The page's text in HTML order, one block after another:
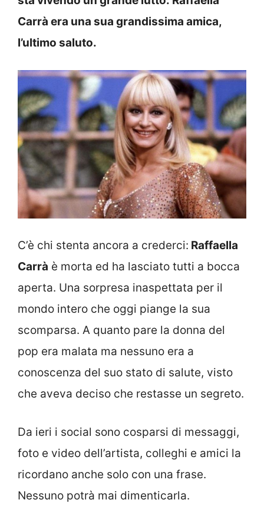
Carrà era una sua grandissima amica,
l’ultimo saluto.
C’è chi stenta ancora a crederci: Raffaella
Carrà è morta ed ha lasciato tutti a bocca
aperta. Una sorpresa inaspettata per il
mondo intero che oggi piange la sua
scomparsa. A quanto pare la donna del
pop era malata ma nessuno era a
conoscenza del suo stato di salute, visto
che aveva deciso che restasse un segreto.
Da ieri i social sono cosparsi di messaggi,
foto e video dell’artista, colleghi e amici la
ricordano anche solo con una frase.
Nessuno potrà mai dimenticarla.